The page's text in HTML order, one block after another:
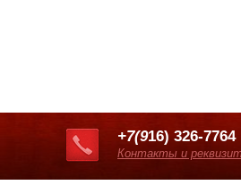
+7(916) 326-7764
Контакты и